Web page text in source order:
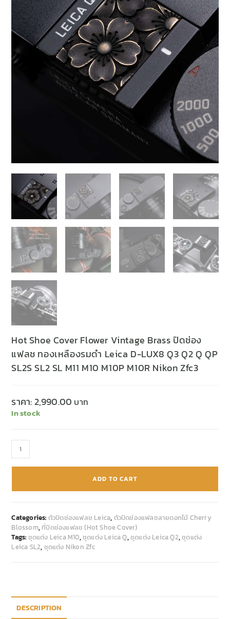
Hot Shoe Cover Flower Vintage Brass ปิดช่อง
แฟลช ทองเหลืองรมดำ Leica D-LUX8 Q3 Q2 Q QP
SL2S SL2 SL M11 M10 M10P M10R Nikon Zfc3
ราคา:2,990.00
In stock
ADD TO CART
Categories: ตัวปิดช่องแฟลช Leica, ตัวปิดช่องแฟลชลายดอกไม้ Cherry
Blossom, ที่ปิดช่องแฟลช (Hot Shoe Cover)
Tags: ชุดแต่ง Leica M10,ชุดแต่ง Leica Q,ชุดแต่ง Leica Q2,ชุดแต่ง
Leica SL2, ชุดแต่ง Nikon Zfc
DESCRIPTION